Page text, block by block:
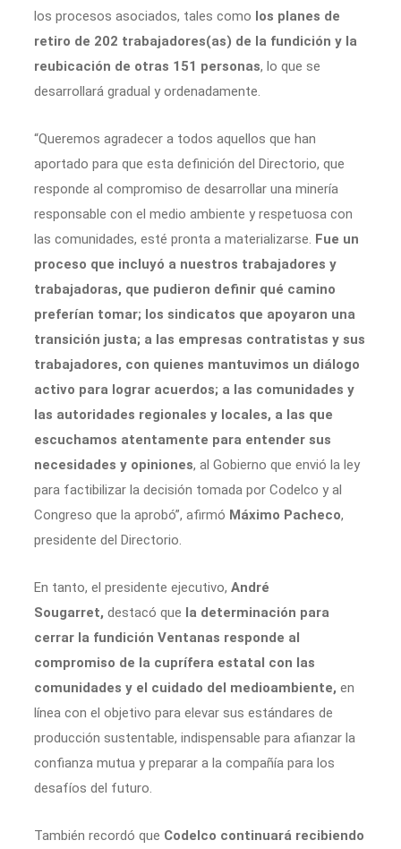
los procesos asociados, tales como los planes de
retiro de 202 trabajadores(as) de la fundición y la
reubicación de otras 151 personas, lo que se
desarrollará gradual y ordenadamente.
“Queremos agradecer a todos aquellos que han
aportado para que esta definición del Directorio, que
responde al compromiso de desarrollar una minería
responsable con el medio ambiente y respetuosa con
las comunidades, esté pronta a materializarse. Fue un
proceso que incluyó a nuestros trabajadores y
trabajadoras, que pudieron definir qué camino
preferían tomar; los sindicatos que apoyaron una
transición justa; a las empresas contratistas y sus
trabajadores, con quienes mantuvimos un diálogo
activo para lograr acuerdos; a las comunidades y
las autoridades regionales y locales, a las que
escuchamos atentamente para entender sus
necesidades y opiniones, al Gobierno que envió la ley
para factibilizar la decisión tomada por Codelco y al
Congreso que la aprobó”, afirmó Máximo Pacheco,
presidente del Directorio.
En tanto, el presidente ejecutivo, André
Sougarret, destacó que la determinación para
cerrar la fundición Ventanas responde al
compromiso de la cuprífera estatal con las
comunidades y el cuidado del medioambiente, en
línea con el objetivo para elevar sus estándares de
producción sustentable, indispensable para afianzar la
confianza mutua y preparar a la compañía para los
desafíos del futuro.
También recordó que Codelco continuará recibiendo